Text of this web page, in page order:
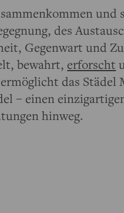
und
des
Gegenwart und
bewahrt, erforscht
ermöglicht das Städel
– einen
hinweg.